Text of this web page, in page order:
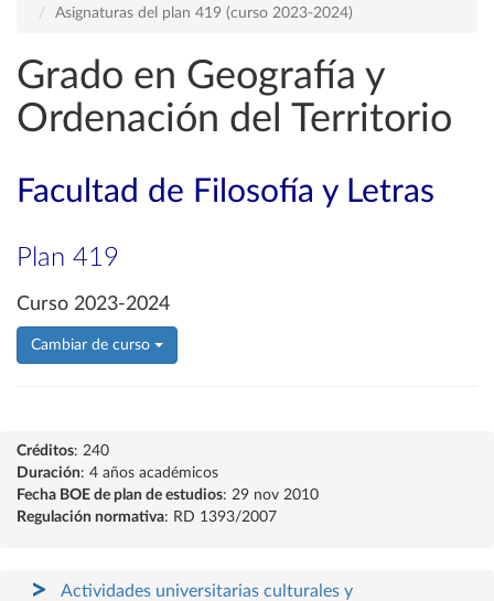
Asignaturas del plan 419 (curso 2023-2024)
Grado en Geografía y
Ordenación del Territorio
Facultad de Filosofía y Letras
Plan 419
Curso 2023-2024
Cambiar de curso
Créditos: 240
Duración: 4 años académicos
Fecha BOE de plan de estudios: 29 nov 2010
Regulación normativa: RD 1393/2007
Actividades universitarias culturales y